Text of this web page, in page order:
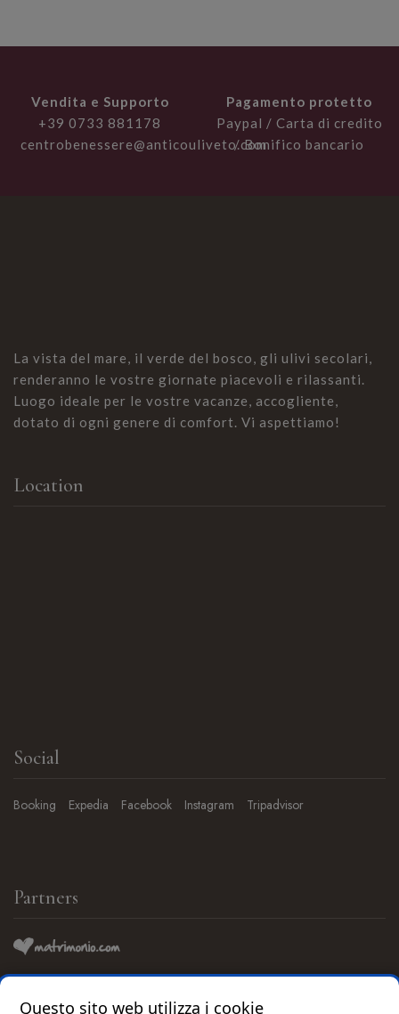
Vendita e Supporto
+39 0733 881178
centrobenessere@anticouliveto.com
Pagamento protetto
Paypal / Carta di credito
/ Bonifico bancario
La vista del mare, il verde del bosco, gli ulivi secolari,
renderanno le vostre giornate piacevoli e rilassanti.
Luogo ideale per le vostre vacanze, accogliente,
dotato di ogni genere di comfort. Vi aspettiamo!
Location
Social
Booking Expedia Facebook Instagram Tripadvisor
Partners
Questo sito web utilizza i cookie